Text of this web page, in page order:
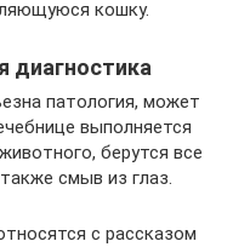
кошку.
диагностика
патология, может
выполняется
берутся все
смыв из глаз.
с рассказом